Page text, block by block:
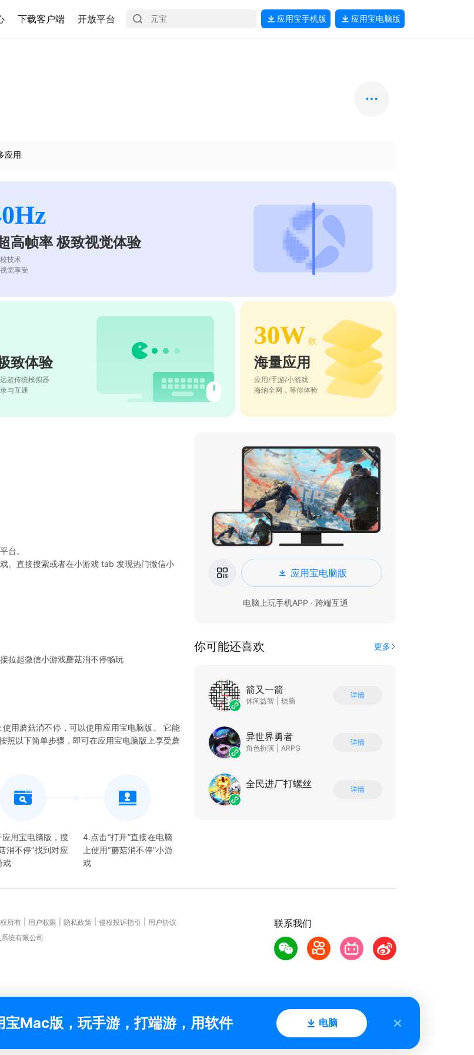
下载客户端 开放平台 应用宝手机版 应用宝电脑版
应用
高帧率 极致视觉体验
技术
觉享受
致体验
超传统模拟器
与互通
30W 款
海量应用
应用/手游/小游戏
海纳全网，等你体验
台。
。直接搜索或者在小游戏 tab 发现热门微信小
拉起微信小游戏蘑菇消不停畅玩
用蘑菇消不停，可以使用应用宝电脑版。 它能
照以下简单步骤，即可在应用宝电脑版上享受蘑
应用宝电脑版，搜
消不停”找到对应
戏
4.点击“打开”直接在电脑
上使用“蘑菇消不停”小游
戏
应用宝电脑版
电脑上玩手机APP · 跨端互通
你可能还喜欢 更多
箭又一箭
休闲益智 烧脑
详情
异世界勇者
角色扮演 ARPG
详情
全民进厂打螺丝 详情
联系我们
所有 用户权限 隐私政策 侵权投诉指引
用户协议
统有限公司
宝Mac版，玩手游，打端游，用软件 电脑